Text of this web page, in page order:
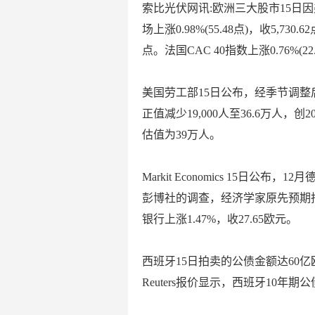
索比光伏网讯:欧洲三大股市15日
场上涨0.98%(55.48点)，收
点。法国CAC 40指数上涨
美国劳工部15日公布，经季节调
正值减少19,000人至36.6万人，创
估值为39万人。
Markit Economics 15日公布，12月
彭博社的调查，经济学家原先预期
银行上涨1.47%，收27.65欧元。
西班牙15日拍卖的公债金额达60
Reuters报价显示，西班牙10年期